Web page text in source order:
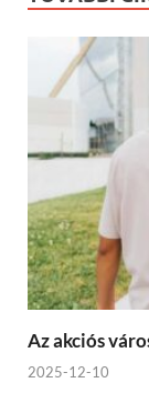
Az akciós
2025-12-10